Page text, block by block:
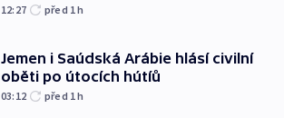
12:27 před 1h
Jemen i Saúdská Arábie hlásí civilní
oběti po útocích hútíů
03:12 před 1h